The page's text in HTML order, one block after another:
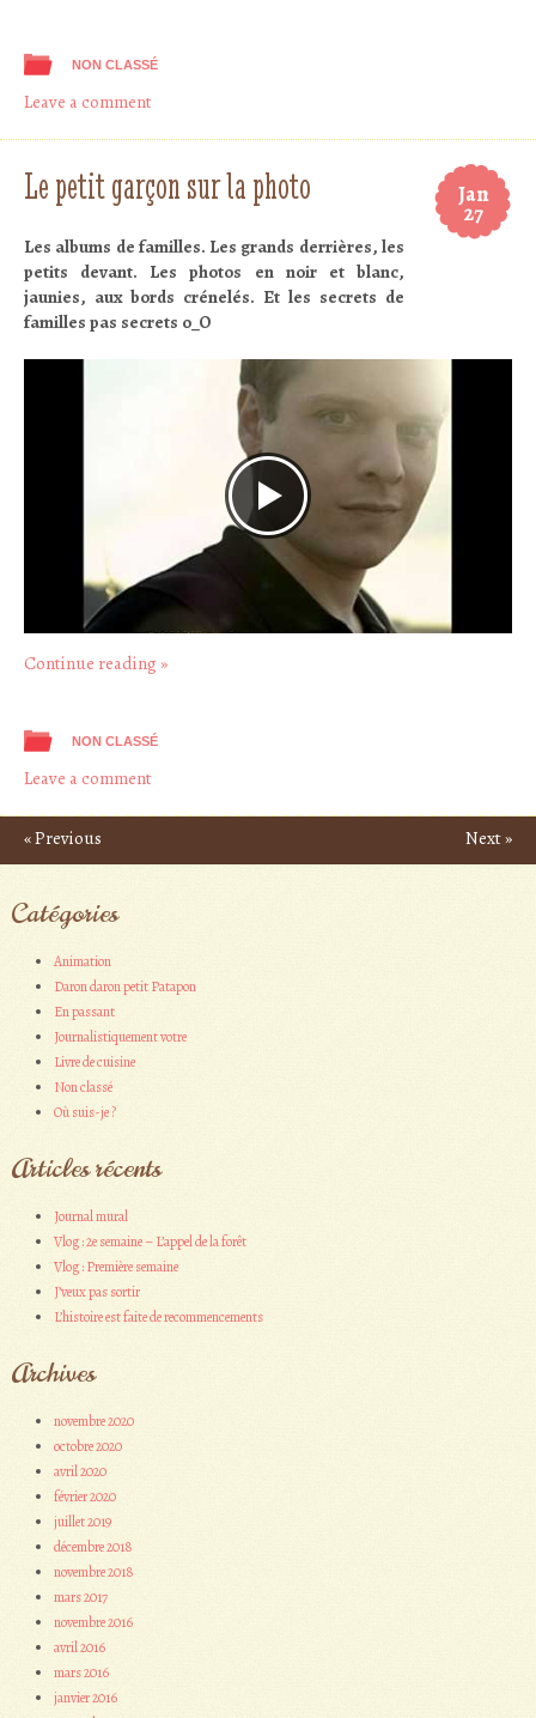
NON CLASSÉ
Leave a comment
Jan
27
Le petit garçon sur la photo
Les albums de familles. Les grands derrières, les
petits devant. Les photos en noir et blanc,
jaunies, aux bords crénelés. Et les secrets de
familles pas secrets o_O
Continue reading»
NON CLASSÉ
Leave a comment
Post navigation
«Previous Next»
Catégories
Animation
Daron daron petit Patapon
En passant
Journalistiquement votre
Livre de cuisine
Non classé
Où suis-je ?
Articles récents
Journal mural
Vlog : 2e semaine – L’appel de la forêt
Vlog : Première semaine
J’veux pas sortir
L’histoire est faite de recommencements
Archives
novembre 2020
octobre 2020
avril 2020
février 2020
juillet 2019
décembre 2018
novembre 2018
mars 2017
novembre 2016
avril 2016
mars 2016
janvier 2016